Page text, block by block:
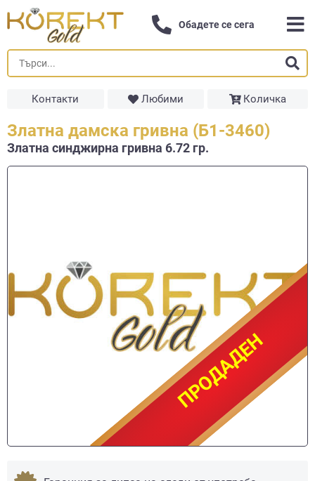
Обадете се сега
Контакти Любими Количка
Златна дамска гривна (Б1-3460)
Златна синджирна гривнa 6.72 гр.
ПРОДАДЕН
ПРОДАДЕН